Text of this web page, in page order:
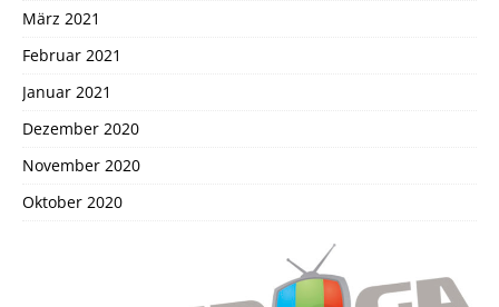
März 2021
Februar 2021
Januar 2021
Dezember 2020
November 2020
Oktober 2020